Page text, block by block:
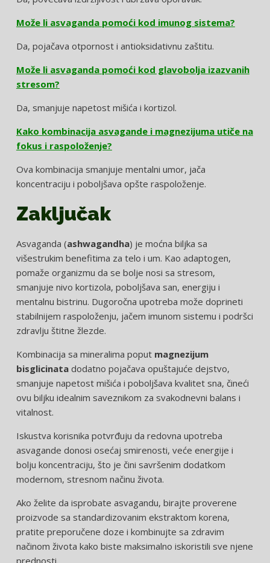
Može li asvaganda pomoći kod imunog sistema?
Da, pojačava otpornost i antioksidativnu zaštitu.
Može li asvaganda pomoći kod glavobolja izazvanih
stresom?
Da, smanjuje napetost mišića i kortizol.
Kako kombinacija asvagande i magnezijuma utiče na
fokus i raspoloženje?
Ova kombinacija smanjuje mentalni umor, jača
koncentraciju i poboljšava opšte raspoloženje.
Zaključak
Asvaganda (ashwagandha) je moćna biljka sa
višestrukim benefitima za telo i um. Kao adaptogen,
pomaže organizmu da se bolje nosi sa stresom,
smanjuje nivo kortizola, poboljšava san, energiju i
mentalnu bistrinu. Dugoročna upotreba može doprineti
stabilnijem raspoloženju, jačem imunom sistemu i podršci
zdravlju štitne žlezde.
Kombinacija sa mineralima poput magnezijum
bisglicinatadodatno pojačava opuštajuće dejstvo,
smanjuje napetost mišića i poboljšava kvalitet sna, čineći
ovu biljku idealnim saveznikom za svakodnevni balans i
vitalnost.
Iskustva korisnika potvrđuju da redovna upotreba
asvagande donosi osećaj smirenosti, veće energije i
bolju koncentraciju, što je čini savršenim dodatkom
modernom, stresnom načinu života.
Ako želite da isprobate asvagandu, birajte proverene
proizvode sa standardizovanim ekstraktom korena,
pratite preporučene doze i kombinujte sa zdravim
načinom života kako biste maksimalno iskoristili sve njene
prednosti.